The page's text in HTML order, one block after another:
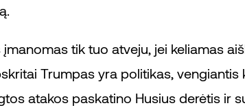
tik tuo atveju, jei keliamas
Trumpas yra politikas,
atakos paskatino Husius derėtis ir